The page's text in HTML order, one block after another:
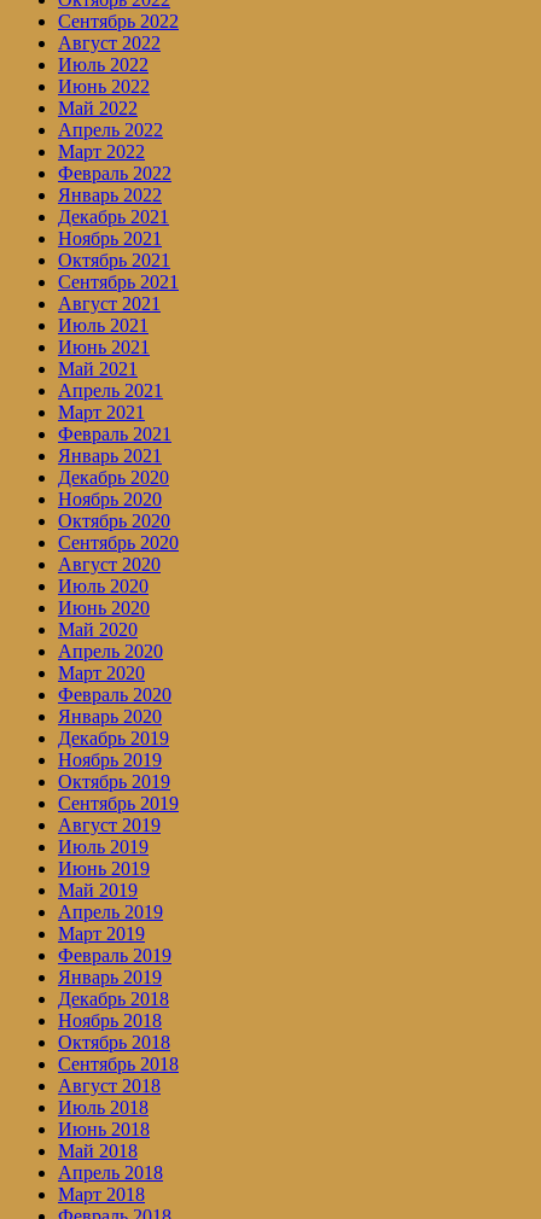
Сентябрь 2022
Август 2022
Июль 2022
Июнь 2022
Май 2022
Апрель 2022
Март 2022
Февраль 2022
Январь 2022
Декабрь 2021
Ноябрь 2021
Октябрь 2021
Сентябрь 2021
Август 2021
Июль 2021
Июнь 2021
Май 2021
Апрель 2021
Март 2021
Февраль 2021
Январь 2021
Декабрь 2020
Ноябрь 2020
Октябрь 2020
Сентябрь 2020
Август 2020
Июль 2020
Июнь 2020
Май 2020
Апрель 2020
Март 2020
Февраль 2020
Январь 2020
Декабрь 2019
Ноябрь 2019
Октябрь 2019
Сентябрь 2019
Август 2019
Июль 2019
Июнь 2019
Май 2019
Апрель 2019
Март 2019
Февраль 2019
Январь 2019
Декабрь 2018
Ноябрь 2018
Октябрь 2018
Сентябрь 2018
Август 2018
Июль 2018
Июнь 2018
Май 2018
Апрель 2018
Март 2018